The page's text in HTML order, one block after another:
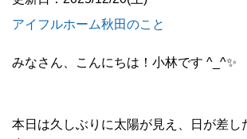
アイフルホーム秋田のこと
みなさん、こんにちは！小林です ^_^✨
本日は久しぶりに太陽が見え、日が差し